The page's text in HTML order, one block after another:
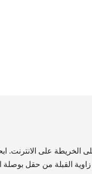
الخريطة على
القبلة من حقل بوصلة